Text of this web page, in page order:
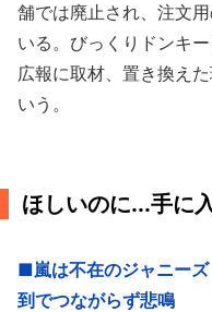
舗では廃止され、注文
いる。びっくりドンキ
広報に取材、置き換え
いう。
ほしいのに...手に
■嵐は不在のジャニー
到でつながらず悲鳴